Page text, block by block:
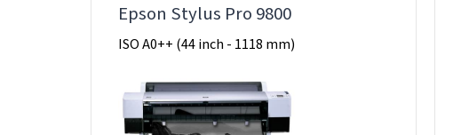
Epson Stylus Pro 9800
ISO A0++ (44 inch - 1118 mm)